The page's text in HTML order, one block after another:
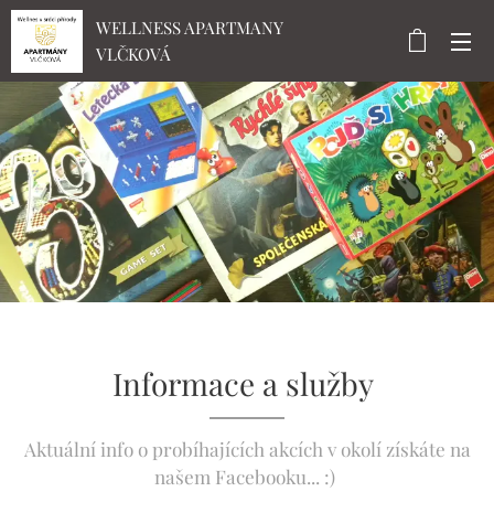
WELLNESS APARTMANY
VLČKOVÁ
Informace a služby
Aktuální info o probíhajících akcích v okolí získáte na
našem Facebooku... :)